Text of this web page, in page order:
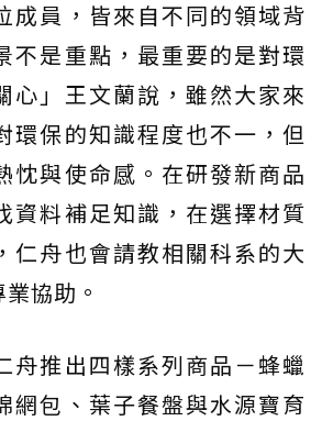
成員，皆來自不同的領域背
不是重點，最重要的是對環
心」王文蘭說，雖然大家來
環保的知識程度也不一，但
忱與使命感。在研發新商品
資料補足知識，在選擇材質
仁舟也會請教相關科系的大
協助。
舟推出四樣系列商品－蜂蠟
網包、葉子餐盤與水源寶育